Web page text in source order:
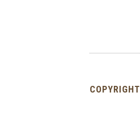
COPYRIGHT